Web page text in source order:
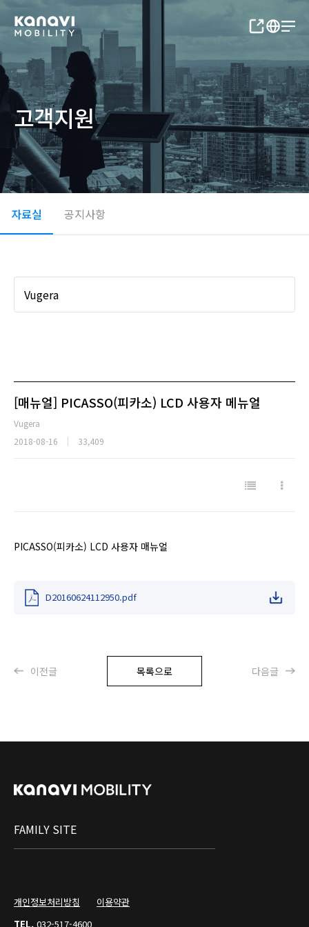
고객지원
자료실 공지사항
Vugera
[매뉴얼] PICASSO(피카소) LCD 사용자 메뉴얼
Vugera
2018-08-16
33,409
PICASSO(피카소) LCD 사용자 매뉴얼
D20160624112950.pdf
이전글 목록으로 다음글
FAMILY SITE
TEL. 032-517-4600
개인정보처리방침 이용약관